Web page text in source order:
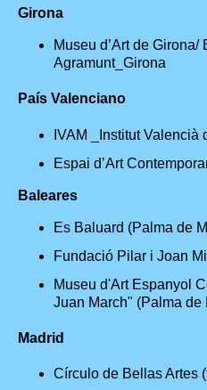
Girona
Museu d’Art de Girona/
Agramunt_Girona
País Valenciano
IVAM _Institut Valencià
Espai d’Art
Baleares
Es Baluard (Palma de
Fundació Pilar i Joan
Museu d'Art Espanyol
Juan March" (Palma de
Madrid
Círculo de Bellas Artes